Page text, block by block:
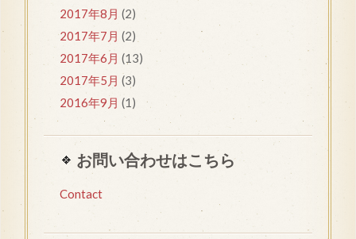
2017年8月 (2)
2017年7月 (2)
2017年6月 (13)
2017年5月 (3)
2016年9月 (1)
お問い合わせはこちら
Contact